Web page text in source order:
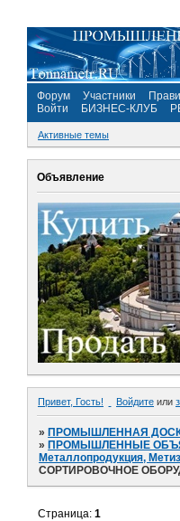
Форум Участники
Войти
БИЗНЕС-КЛУБ
Активные темы
Объявление
Привет, Гость! Войдите или
»ПРОМЫШЛЕННАЯ
»ПРОМЫШЛЕННЫЕ
Металлопродукция,
СОРТИРОВОЧНОЕ
Страница:1